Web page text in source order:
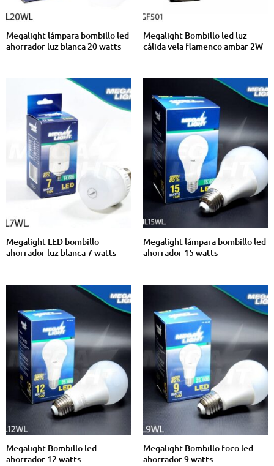
Megalight lámpara bombillo led
ahorrador luz blanca 20 watts
Megalight Bombillo led luz
cálida vela flamenco ambar 2W
Megalight LED bombillo
ahorrador luz blanca 7 watts
Megalight lámpara bombillo led
ahorrador 15 watts
Megalight Bombillo led
ahorrador 12 watts
Megalight Bombillo foco led
ahorrador 9 watts